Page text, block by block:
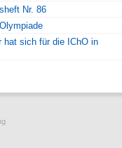
Nr. 86
hat sich für die IChO in